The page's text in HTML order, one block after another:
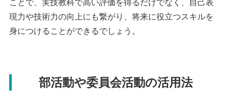
ことで、実技教科で高い評価を得るだけでなく、自己表
現力や技術力の向上にも繋がり、将来に役立つスキルを
身につけることができるでしょう。
部活動や委員会活動の活用法